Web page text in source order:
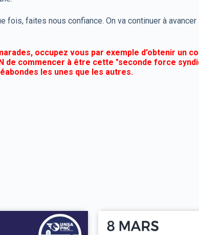
fois, faites nous confiance. On va continuer à
occupez vous par exemple d'obtenir un
de commencer à être cette "seconde force
les unes que les autres.